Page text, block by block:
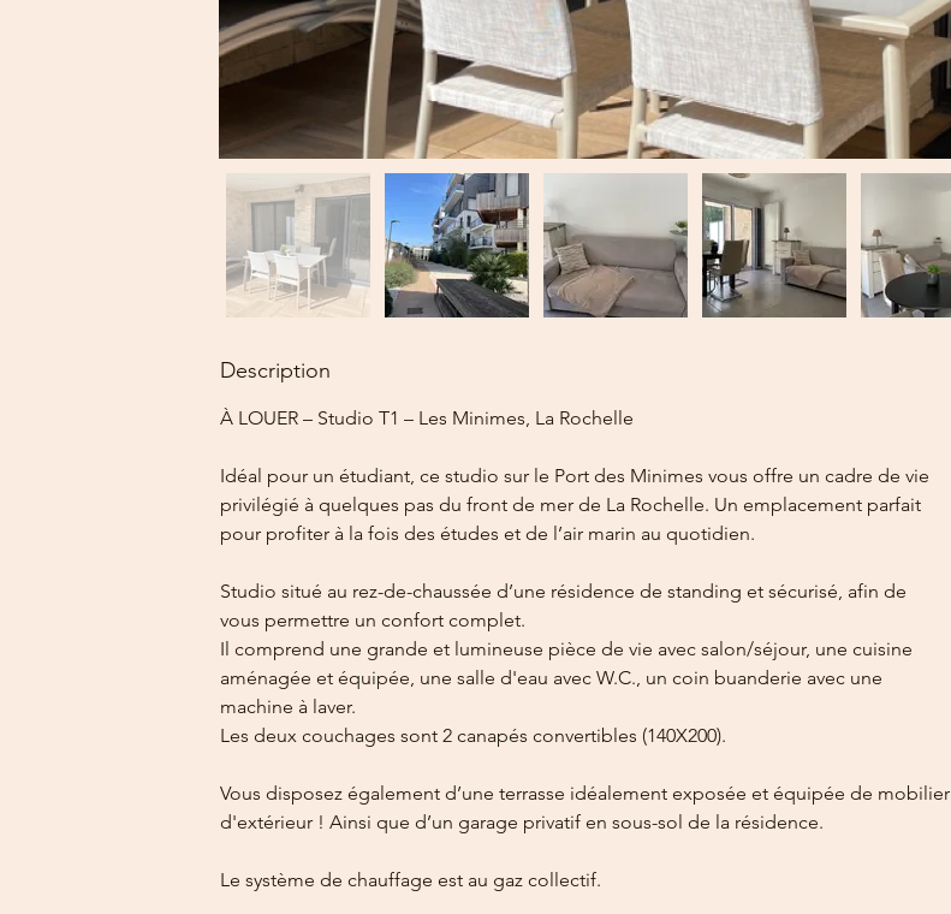
Description
À LOUER – Studio T1 – Les Minimes, La Rochelle
Idéal pour un étudiant, ce studio sur le Port des Minimes vous offre un cadre de vie
privilégié à quelques pas du front de mer de La Rochelle. Un emplacement parfait
pour profiter à la fois des études et de l’air marin au quotidien.
Studio situé au rez-de-chaussée d’une résidence de standing et sécurisé, afin de
vous permettre un confort complet.
Il comprend une grande et lumineuse pièce de vie avec salon/séjour, une cuisine
aménagée et équipée, une salle d'eau avec W.C., un coin buanderie avec une
machine à laver.
Les deux couchages sont 2 canapés convertibles (140X200).
Vous disposez également d’une terrasse idéalement exposée et équipée de mobilier
d'extérieur ! Ainsi que d’un garage privatif en sous-sol de la résidence.
Le système de chauffage est au gaz collectif.